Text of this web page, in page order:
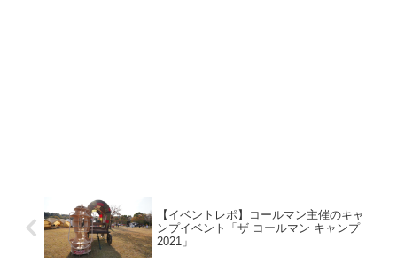
【イベントレポ】コールマン主催のキャ
ンプイベント「ザ コールマン キャンプ
2021」